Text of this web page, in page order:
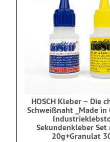
HOSCH Kleber – Die
Schweißnaht _Made in
Sekundenkleber Set
20g+Granulat